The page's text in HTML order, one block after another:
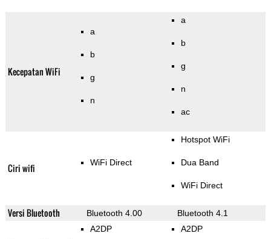
Kecepatan WiFi
a
b
g
n
a
b
g
n
ac
Ciri wifi WiFi Direct
Hotspot WiFi
Dua Band
WiFi Direct
Versi Bluetooth Bluetooth 4.00 Bluetooth 4.1
A2DP A2DP